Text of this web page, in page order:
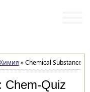
Химия »Chemical Substances:
Chem-Quiz